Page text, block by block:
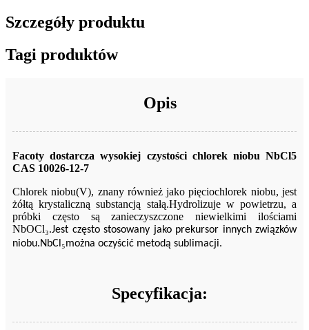
Szczegóły produktu
Tagi produktów
Opis
Facoty dostarcza wysokiej czystości chlorek niobu NbCl5
CAS 10026-12-7
Chlorek niobu(V), znany również jako pięciochlorek niobu, jest
żółtą krystaliczną substancją stałą.Hydrolizuje w powietrzu, a
próbki często są zanieczyszczone niewielkimi ilościami
NbOCl₃.Jest często stosowany jako prekursor innych związków
niobu.NbCl ₅można oczyścić metodą sublimacji.
Specyfikacja: